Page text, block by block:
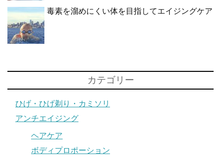
毒素を溜めにくい体を目指してエイジングケア
カテゴリー
ひげ・ひげ剃り・カミソリ
アンチエイジング
ヘアケア
ボディプロポーション